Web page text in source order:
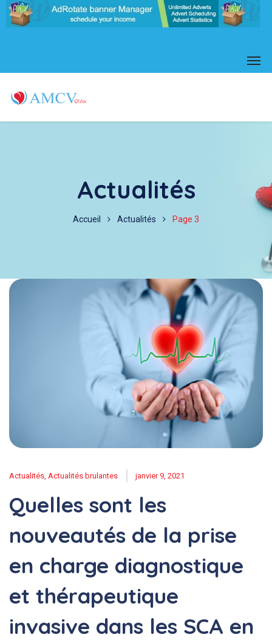
Actualités
Accueil Actualités Page 3
Actualités Actualités brulantes janvier 9, 2021
Quelles sont les
nouveautés de la prise
en charge diagnostique
et thérapeutique
invasive dans les SCA en